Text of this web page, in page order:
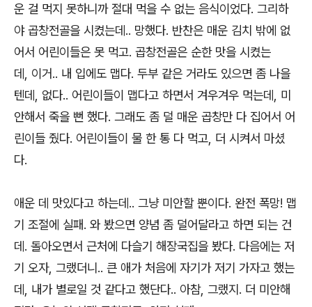
운 걸 먹지 못하니까 절대 먹을 수 없는 음식이었다. 그리하
야 곱창전골을 시켰는데.. 망했다. 반찬은 매운 김치 밖에 없
어서 어린이들은 못 먹고. 곱창전골은 순한 맛을 시켰는
데, 이거.. 내 입에도 맵다. 두부 같은 거라도 있으면 좀 나을
텐데, 없다.. 어린이들이 맵다고 하면서 겨우겨우 먹는데, 미
안해서 죽을 뻔 했다. 그래도 좀 덜 매운 곱창만 다 집어서 어
린이들 줬다. 어린이들이 물 한 통 다 먹고, 더 시켜서 마셨
다.
애운 데 맛있다고 하는데.. 그냥 미안할 뿐이다. 완전 폭망! 맵
기 조절에 실패. 와 봤으면 양념 좀 덜어달라고 하면 되는 건
데. 돌아오면서 근처에 다슬기 해장국집을 봤다. 다음에는 저
기 오자, 그랬더니.. 큰 애가 처음에 자기가 저기 가자고 했는
데, 내가 별로일 것 같다고 했단다.. 아참, 그랬지. 더 미안해